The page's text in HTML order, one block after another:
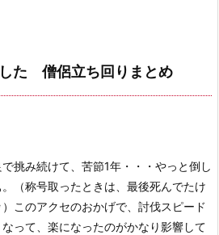
た 僧侶立ち回りまとめ
で挑み続けて、苦節1年・・・やっと倒し
（称号取ったときは、最後死んでたけ
このアクセのおかげで、討伐スピード
って、楽になったのがかなり影響して